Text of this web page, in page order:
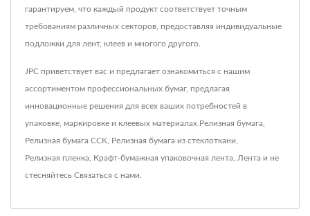
гарантируем, что каждый продукт соответствует точным
требованиям различных секторов, предоставляя индивидуальные
подложки для лент, клеев и многого другого.
JPC приветствует вас и предлагает ознакомиться с нашим
ассортиментом профессиональных бумаг, предлагая
инновационные решения для всех ваших потребностей в
упаковке, маркировке и клеевых материалах. Релизная бумага,
Релизная бумага CCK, Релизная бумага из стеклоткани,
Релизная пленка, Крафт-бумажная упаковочная лента, Лента и не
стесняйтесь Связаться с нами.